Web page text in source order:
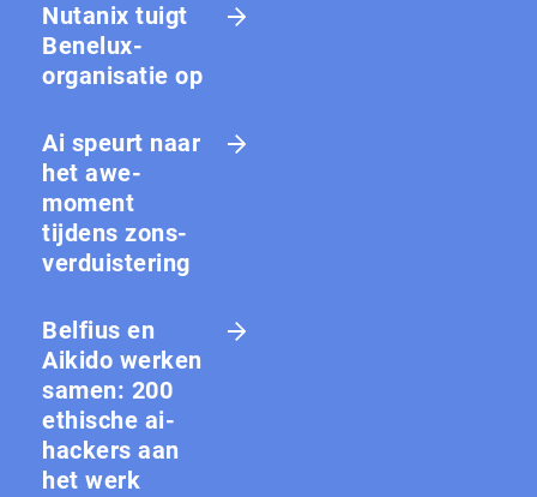
Nutanix tuigt
Benelux-
organisatie op
Ai speurt naar
het awe-
moment
tijdens zons­
ver­duis­te­ring
Belfius en
Aikido werken
samen: 200
ethische ai-
hackers aan
het werk